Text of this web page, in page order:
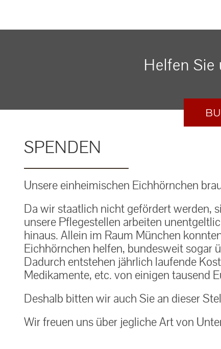
Helfen
SPENDEN
Unsere einheimischen Eichhörnchen
Da wir staatlich nicht gefördert werden,
unsere Pflegestellen arbeiten
hinaus. Allein im Raum München
Eichhörnchen helfen, bundesweit sogar
Dadurch entstehen jährlich laufende
Medikamente, etc. von einigen tausend
Deshalb bitten wir auch Sie an dieser
Wir freuen uns über jegliche Art von